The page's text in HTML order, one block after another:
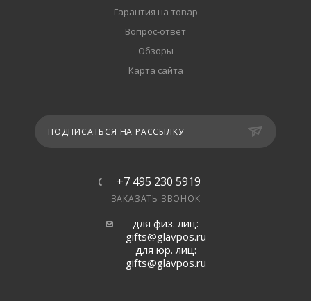
Гарантия на товар
Вопрос-ответ
Обзоры
Карта сайта
ПОДПИСАТЬСЯ НА РАССЫЛКУ
+7 495 230 5919
ЗАКАЗАТЬ ЗВОНОК
для физ. лиц:
gifts@glavpos.ru
для юр. лиц:
gifts@glavpos.ru